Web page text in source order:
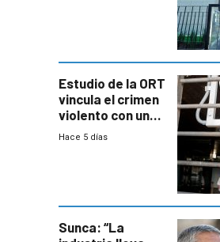
Estudio de la ORT
vincula el crimen
violento con una
menor creación
Hace 5 días
Sunca: “La